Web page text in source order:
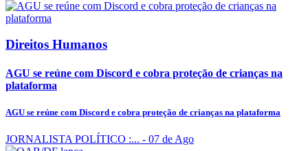
Direitos Humanos
AGU se reúne com Discord e cobra proteção de crianças na
plataforma
AGU se reúne com Discord e cobra proteção de crianças na plataforma
JORNALISTA POLÍTICO :... - 07 de Ago